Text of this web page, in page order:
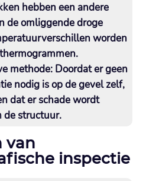
hebben een andere
de omliggende droge
worden
methode:Doordat er geen
nodig is op de gevel zelf,
dat er schade wordt
de structuur.​
van
inspectie